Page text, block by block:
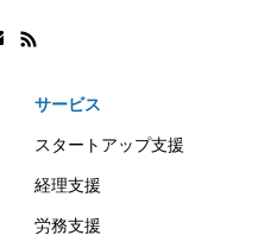
サービス
スタートアップ支援
経理支援
労務支援